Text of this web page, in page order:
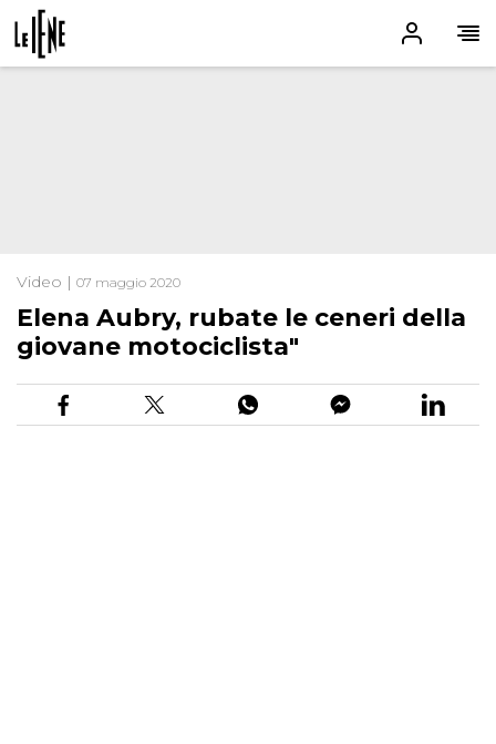
Video | 07 maggio 2020
Elena Aubry, rubate le ceneri della
giovane motociclista"